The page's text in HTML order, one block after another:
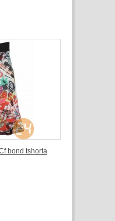
bond tshorta